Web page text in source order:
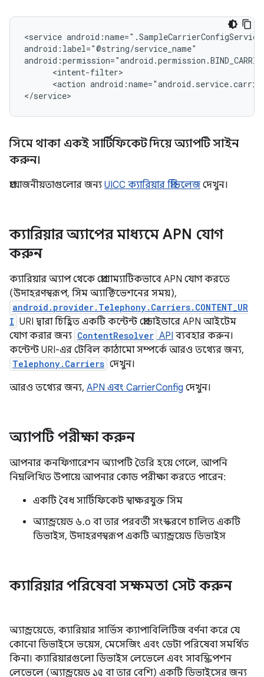
<service
android:label="@string/service_name"
      <intent-filter>
<action
</service>
সিমে থাকা একই সার্টিফিকেট দিয়ে অ্যাপটি সাইন
করুন।
প্রয়োজনীয়তাগুলোর জন্য UICC ক্যারিয়ার প্রিভিলেজ দেখুন।
ক্যারিয়ার অ্যাপের মাধ্যমে APN যোগ
করুন
ক্যারিয়ার অ্যাপ থেকে প্রোগ্রাম্যাটিকভাবে APN যোগ করতে
(উদাহরণস্বরূপ, সিম অ্যাক্টিভেশনের সময়),
android.provider.Telephony.Carriers.CONTENT_UR
I URI দ্বারা চিহ্নিত একটি কন্টেন্ট প্রোভাইডারে APN আইটেম
যোগ করার জন্য ContentResolver API ব্যবহার করুন।
কন্টেন্ট URI-এর টেবিল কাঠামো সম্পর্কে আরও তথ্যের জন্য,
Telephony.Carriers দেখুন।
আরও তথ্যের জন্য, APN এবং CarrierConfig দেখুন।
অ্যাপটি পরীক্ষা করুন
আপনার কনফিগারেশন অ্যাপটি তৈরি হয়ে গেলে, আপনি
নিম্নলিখিত উপায়ে আপনার কোড পরীক্ষা করতে পারেন:
একটি বৈধ সার্টিফিকেট স্বাক্ষরযুক্ত সিম
অ্যান্ড্রয়েড ৬.০ বা তার পরবর্তী সংস্করণে চালিত একটি
ডিভাইস, উদাহরণস্বরূপ একটি অ্যান্ড্রয়েড ডিভাইস
ক্যারিয়ার পরিষেবা সক্ষমতা সেট করুন
অ্যান্ড্রয়েডে, ক্যারিয়ার সার্ভিস ক্যাপাবিলিটিজ বর্ণনা করে যে
কোনো ডিভাইসে ভয়েস, মেসেজিং এবং ডেটা পরিষেবা সমর্থিত
কিনা। ক্যারিয়ারগুলো ডিভাইস লেভেলে এবং সাবস্ক্রিপশন
লেভেলে (অ্যান্ড্রয়েড ১৫ বা তার বেশি) একটি ডিভাইসের জন্য